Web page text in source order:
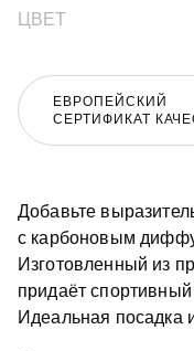
ЦВЕТ
ЕВРОПЕЙСКИЙ
СЕРТИФИКАТ
Добавьте
с карбоновым
Изготовленный из
придаёт
Идеальная посадка